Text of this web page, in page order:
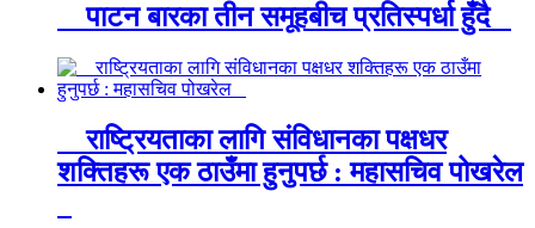
पाटन बारका तीन समूहबीच प्रतिस्पर्धा हुँदै
राष्ट्रियताका लागि संविधानका पक्षधर
शक्तिहरू एक ठाउँमा हुनुपर्छ : महासचिव पोखरेल